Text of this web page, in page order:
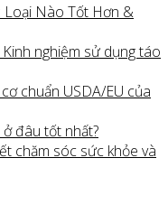
Loại Nào Tốt Hơn &
nghiệm sử dụng táo
chuẩn USDA/EU của
đâu tốt nhất?
chăm sóc sức khỏe và